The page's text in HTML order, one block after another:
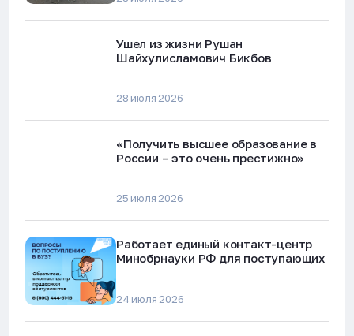
Ушел из жизни Рушан
Шайхулисламович Бикбов
28 июля 2026
«Получить высшее образование в
России – это очень престижно»
25 июля 2026
Работает единый контакт-центр
Минобрнауки РФ для поступающих
24 июля 2026